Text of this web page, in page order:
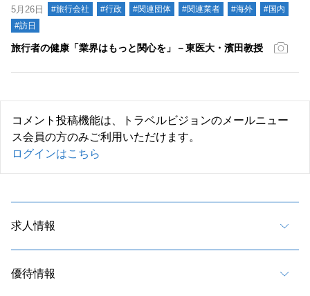
5月26日 #旅行会社 #行政 #関連団体 #関連業者 #海外
#国内
#訪日
旅行者の健康「業界はもっと関心を」－東医大・濱田教授
コメント投稿機能は、トラベルビジョンのメールニュー
ス会員の方のみご利用いただけます。
ログインはこちら
求人情報
優待情報